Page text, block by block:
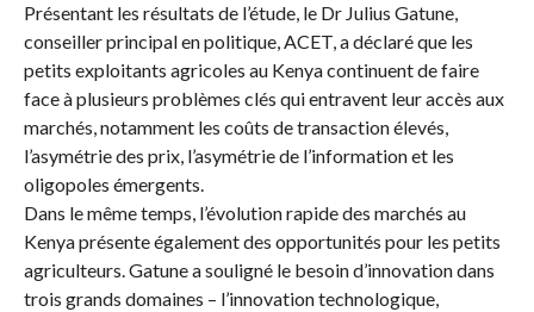
Présentant les résultats de l’étude, le Dr Julius Gatune,
conseiller principal en politique, ACET, a déclaré que les
petits exploitants agricoles au Kenya continuent de faire
face à plusieurs problèmes clés qui entravent leur accès aux
marchés, notamment les coûts de transaction élevés,
l’asymétrie des prix, l’asymétrie de l’information et les
oligopoles émergents.
Dans le même temps, l’évolution rapide des marchés au
Kenya présente également des opportunités pour les petits
agriculteurs. Gatune a souligné le besoin d’innovation dans
trois grands domaines – l’innovation technologique,